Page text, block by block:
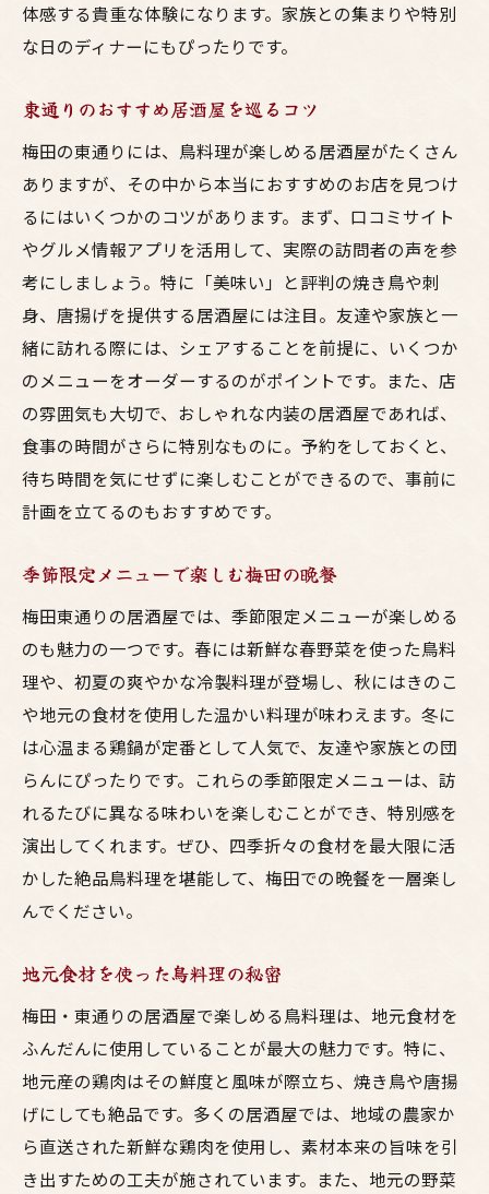
秘伝のタレが引き立てる味わい深さ
サクサクジューシーな唐揚げの食べ方
梅田で人気の唐揚げスポットを巡る
唐揚げの新しい味付けに挑戦
美食家も納得梅田東通りのグルメスポット
地元のグルメが集う梅田の魅力
美食家おすすめの隠れた名店紹介
こだわりの一品料理を楽しむコツ
梅田で味わう本格的な鳥料理
食材にこだわったメニューの秘密
厳選されたお酒と楽しむ梅田の特別な時間
居酒屋で楽しむ地酒の魅力
梅田でしか味わえない限定ドリンク
おしゃれなバーでの特別なひととき
季節に合わせたおすすめカクテル
梅田で体験するお酒の新しい楽しみ方
梅田東通りで体験するおしゃれと美味さの融合
おしゃれな雰囲気で楽しむ贅沢な時間
インスタ映えする梅田の居酒屋巡り
美味しさを引き立てるおしゃれな空間
ユニークな内装で楽しむ新しい体験
体感する貴重な体験になります。家族との集まりや特別
な日のディナーにもぴったりです。
東通りのおすすめ居酒屋を巡るコツ
梅田の東通りには、鳥料理が楽しめる居酒屋がたくさん
ありますが、その中から本当におすすめのお店を見つけ
るにはいくつかのコツがあります。まず、口コミサイト
やグルメ情報アプリを活用して、実際の訪問者の声を参
考にしましょう。特に「美味い」と評判の焼き鳥や刺
身、唐揚げを提供する居酒屋には注目。友達や家族と一
緒に訪れる際には、シェアすることを前提に、いくつか
のメニューをオーダーするのがポイントです。また、店
の雰囲気も大切で、おしゃれな内装の居酒屋であれば、
食事の時間がさらに特別なものに。予約をしておくと、
待ち時間を気にせずに楽しむことができるので、事前に
計画を立てるのもおすすめです。
季節限定メニューで楽しむ梅田の晩餐
梅田東通りの居酒屋では、季節限定メニューが楽しめる
のも魅力の一つです。春には新鮮な春野菜を使った鳥料
理や、初夏の爽やかな冷製料理が登場し、秋にはきのこ
や地元の食材を使用した温かい料理が味わえます。冬に
は心温まる鶏鍋が定番として人気で、友達や家族との団
らんにぴったりです。これらの季節限定メニューは、訪
れるたびに異なる味わいを楽しむことができ、特別感を
演出してくれます。ぜひ、四季折々の食材を最大限に活
かした絶品鳥料理を堪能して、梅田での晩餐を一層楽し
んでください。
地元食材を使った鳥料理の秘密
梅田・東通りの居酒屋で楽しめる鳥料理は、地元食材を
ふんだんに使用していることが最大の魅力です。特に、
地元産の鶏肉はその鮮度と風味が際立ち、焼き鳥や唐揚
げにしても絶品です。多くの居酒屋では、地域の農家か
ら直送された新鮮な鶏肉を使用し、素材本来の旨味を引
き出すための工夫が施されています。また、地元の野菜